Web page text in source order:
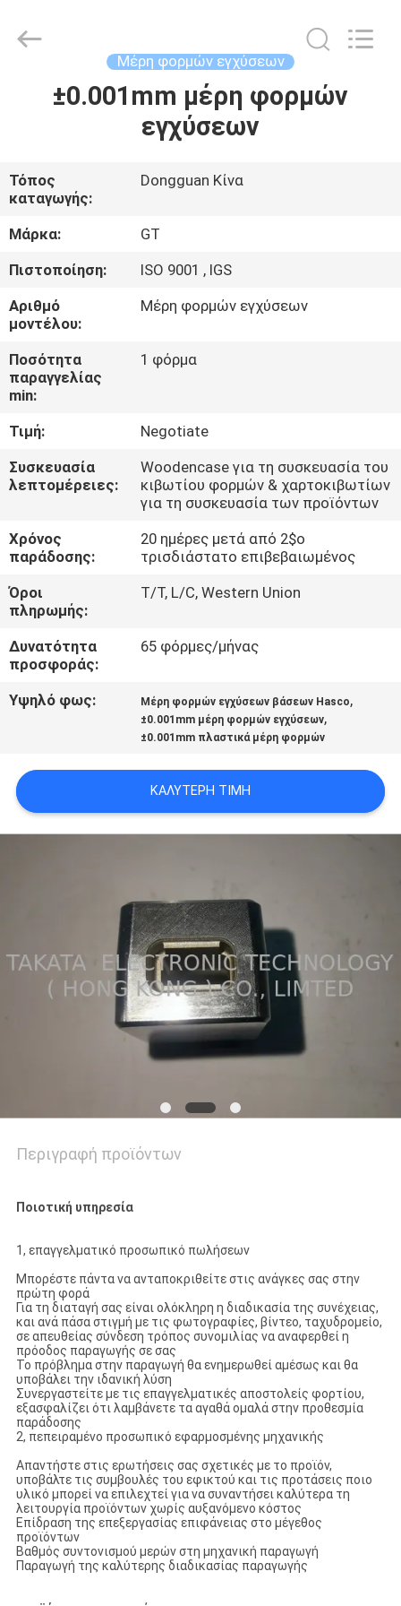
ΣΠΊΤΙ
ΠΕΡΊΠΟΥ
ΕΜΕΊΣ
ΓΎΡΟΣ
ΕΡΓΟΣΤΑΣΊΩΝ
ΠΟΙΟΤΙΚΌΣ
ΈΛΕΓΧΟΣ
ΜΑΣ
ΕΛΆΤΕ
ΣΕ
ΕΠΑΦΉ
ΜΕ
ΕΙΔΉΣΕΙΣ
ΖΗΤΉΣΤΕ
ΑΠΌΣΠΑΣΜΑ
SITEMAP
MOULD
FACTORY.
Μέρη φορμών εγχύσεων
±0.001mm μέρη φορμών
εγχύσεων
Τόπος
καταγωγής:
Dongguan Κίνα
Μάρκα:
GT
Πιστοποίηση:
ISO 9001 , IGS
Αριθμό
μοντέλου:
Μέρη φορμών εγχύσεων
Ποσότητα
παραγγελίας
min:
1 φόρμα
Τιμή:
Negotiate
Συσκευασία
λεπτομέρειες:
Woodencase για τη συσκευασία του
κιβωτίου φορμών & χαρτοκιβωτίων
για τη συσκευασία των προϊόντων
Χρόνος
παράδοσης:
20 ημέρες μετά από 2$ο
τρισδιάστατο επιβεβαιωμένος
Όροι
πληρωμής:
T/T, L/C, Western Union
Δυνατότητα
προσφοράς:
65 φόρμες/μήνας
Υψηλό φως: Μέρη φορμών εγχύσεων βάσεων Hasco,
±0.001mm μέρη φορμών εγχύσεων,
±0.001mm πλαστικά μέρη φορμών
ΚΑΛΎΤΕΡΗ ΤΙΜΉ
Περιγραφή προϊόντων
Ποιοτική υπηρεσία
1, επαγγελματικό προσωπικό πωλήσεων
Μπορέστε πάντα να ανταποκριθείτε στις ανάγκες σας στην
πρώτη φορά
Για τη διαταγή σας είναι ολόκληρη η διαδικασία της συνέχειας,
και ανά πάσα στιγμή με τις φωτογραφίες, βίντεο, ταχυδρομείο,
σε απευθείας σύνδεση τρόπος συνομιλίας να αναφερθεί η
πρόοδος παραγωγής σε σας
Το πρόβλημα στην παραγωγή θα ενημερωθεί αμέσως και θα
υποβάλει την ιδανική λύση
Συνεργαστείτε με τις επαγγελματικές αποστολείς φορτίου,
εξασφαλίζει ότι λαμβάνετε τα αγαθά ομαλά στην προθεσμία
παράδοσης
2, πεπειραμένο προσωπικό εφαρμοσμένης μηχανικής
Απαντήστε στις ερωτήσεις σας σχετικές με το προϊόν,
υποβάλτε τις συμβουλές του εφικτού και τις προτάσεις ποιο
υλικό μπορεί να επιλεχτεί για να συναντήσει καλύτερα τη
λειτουργία προϊόντων χωρίς αυξανόμενο κόστος
Επίδραση της επεξεργασίας επιφάνειας στο μέγεθος
προϊόντων
Βαθμός συντονισμού μερών στη μηχανική παραγωγή
Παραγωγή της καλύτερης διαδικασίας παραγωγής